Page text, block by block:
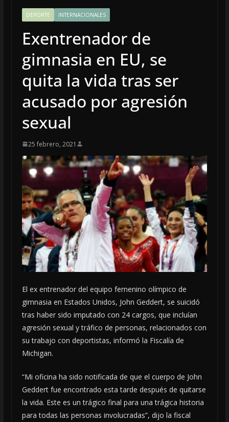
DEPORTE INTERNACIONALES
Exentrenador de
gimnasia en EU, se
quita la vida tras ser
acusado por agresión
sexual
25 febrero, 2021
El ex entrenador del equipo femenino olímpico de
gimnasia en Estados Unidos, John Geddert, se suicidó
tras haber sido imputado con 24 cargos, que incluían
agresión sexual y tráfico de personas, relacionados con
su trabajo con deportistas, informó la Fiscalía de
Michigan.
“Mi oficina ha sido notificada de que el cuerpo de John
Geddert fue encontrado esta tarde después de quitarse
la vida. Este es un trágico final para una trágica historia
para todas las personas involucradas”, dijo la fiscal